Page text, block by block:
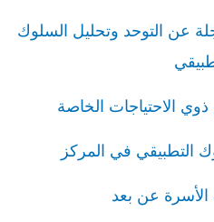
عن التوحد وتحليل السلوك
الاحتياجات الخاصة
التطبيقي في المركز
عن بعد